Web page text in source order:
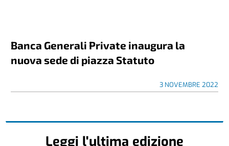
Banca Generali Private inaugura la
nuova sede di piazza Statuto
3 NOVEMBRE 2022
Leggi l'ultima edizione